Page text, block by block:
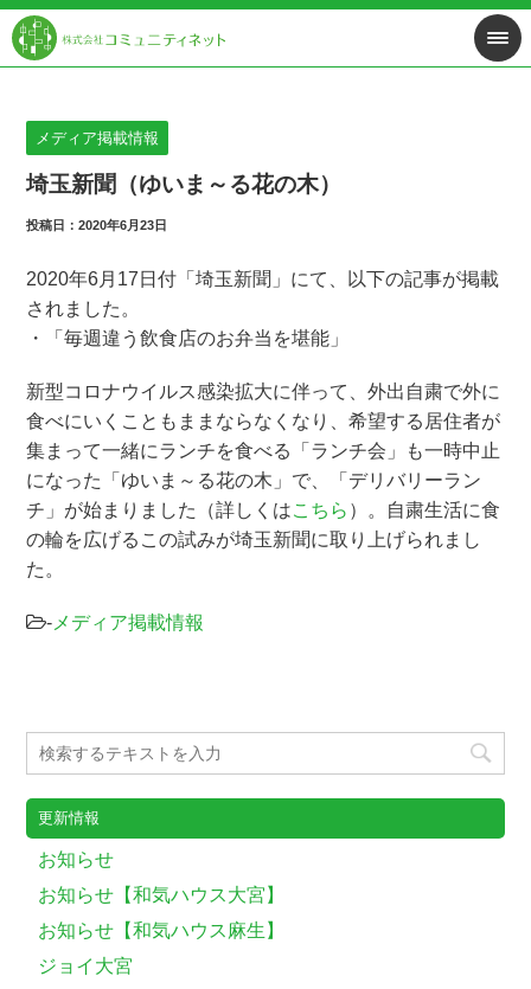
メディア掲載情報
埼玉新聞（ゆいま～る花の木）
投稿日：2020年6月23日
2020年6月17日付「埼玉新聞」にて、以下の記事が掲載
されました。
・「毎週違う飲食店のお弁当を堪能」
新型コロナウイルス感染拡大に伴って、外出自粛で外に
食べにいくこともままならなくなり、希望する居住者が
集まって一緒にランチを食べる「ランチ会」も一時中止
になった「ゆいま～る花の木」で、「デリバリーラン
チ」が始まりました（詳しくはこちら ）。自粛生活に食
の輪を広げるこの試みが埼玉新聞に取り上げられまし
た。
- メディア掲載情報
更新情報
お知らせ
お知らせ【和気ハウス大宮】
お知らせ【和気ハウス麻生】
ジョイ大宮